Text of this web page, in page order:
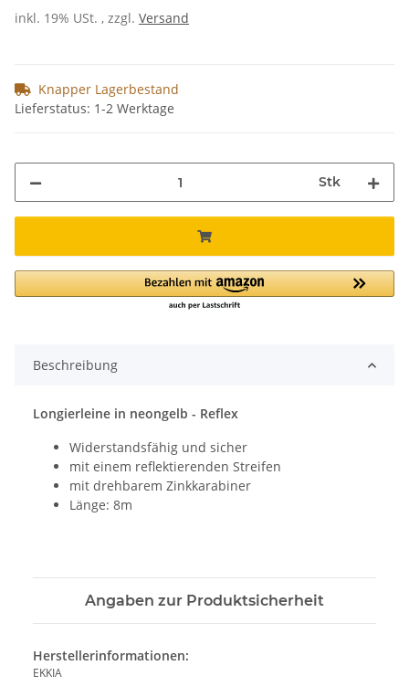
inkl. 19% USt. , zzgl. Versand
Knapper Lagerbestand
Lieferstatus: 1-2 Werktage
Stk
Beschreibung
Longierleine in neongelb - Reflex
Widerstandsfähig und sicher
mit einem reflektierenden Streifen
mit drehbarem Zinkkarabiner
Länge: 8m
Angaben zur Produktsicherheit
Herstellerinformationen:
EKKIA